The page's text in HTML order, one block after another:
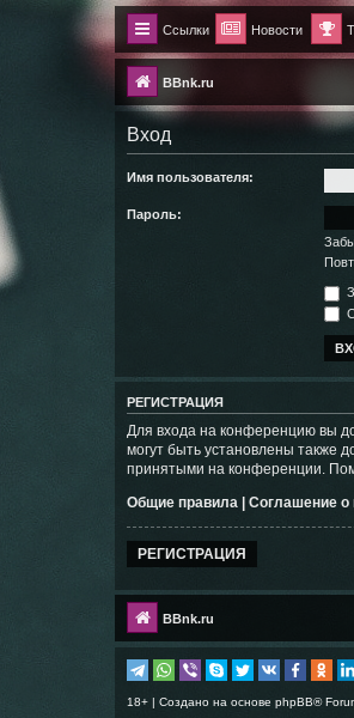
Ссылки Новости
BBnk.ru
Вход
Имя пользователя:
Пароль:
РЕГИСТРАЦИЯ
Для входа на конференцию вы
могут быть установлены также
принятыми на конференции.
Общие правила | Соглашение о
РЕГИСТРАЦИЯ
BBnk.ru
18+ | Создано на основе phpBB®